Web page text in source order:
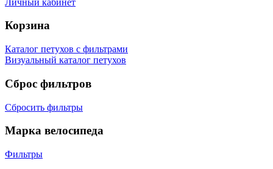
Корзина
Каталог петухов с фильтрами
Визуальный каталог петухов
Сброс фильтров
Сбросить фильтры
Марка велосипеда
Фильтры